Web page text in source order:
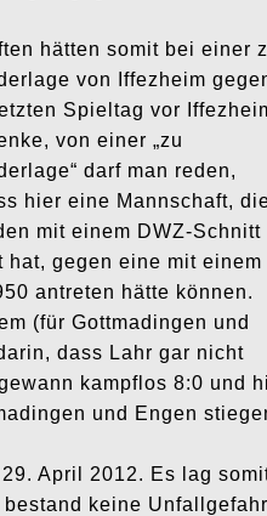
hätten somit bei einer
von Iffezheim
Spieltag vor
von einer „zu
darf man reden,
hier eine Mannschaft,
mit einem DWZ-Schnitt
hat, gegen eine mit einem
antreten hätte können.
(für Gottmadingen und
dass Lahr gar nicht
kampflos 8:0 und
und Engen
April 2012. Es lag
keine